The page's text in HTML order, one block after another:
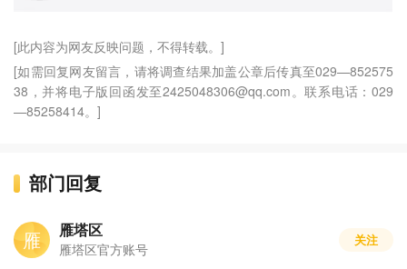
[此内容为网友反映问题，不得转载。]
[如需回复网友留言，请将调查结果加盖公章后传真至029—852575
38，并将电子版回函发至2425048306@qq.com。联系电话：029
—85258414。]
部门回复
雁 雁塔区
雁塔区官方账号
关注